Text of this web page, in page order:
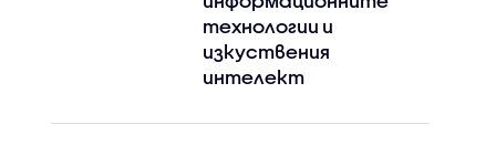
технологии и
изкуствения
интелект